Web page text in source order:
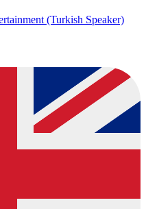
(Turkish Speaker)